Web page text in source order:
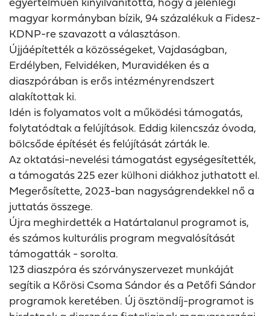
magyar kormányban bízik, 94 százalékuk a Fidesz-
KDNP-re szavazott a választáson.
Újjáépítették a közösségeket, Vajdaságban,
Erdélyben, Felvidéken, Muravidéken és a
diaszpórában is erős intézményrendszert
alakítottak ki.
Idén is folyamatos volt a működési támogatás,
folytatódtak a felújítások. Eddig kilencszáz óvoda,
bölcsőde építését és felújítását zárták le.
Az oktatási-nevelési támogatást egységesítették,
a támogatás 225 ezer külhoni diákhoz juthatott el.
Megerősítette, 2023-ban nagyságrendekkel nő a
juttatás összege.
Újra meghirdették a Határtalanul programot is,
és számos kulturális program megvalósítását
támogatták - sorolta.
123 diaszpóra és szórványszervezet munkáját
segítik a Kőrösi Csoma Sándor és a Petőfi Sándor
programok keretében. Új ösztöndíj-programot is